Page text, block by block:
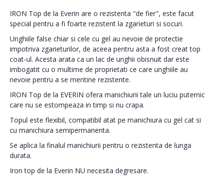
IRON Top de la Everin are o rezistenta "de fier", este facut
special pentru a fi foarte rezistent la zgarieturi si socuri.
Unghiile false chiar si cele cu gel au nevoie de protectie
impotriva zgarieturilor, de aceea pentru asta a fost creat top
coat-ul. Acesta arata ca un lac de unghii obisnuit dar este
imbogatit cu o multime de proprietati ce care unghiile au
nevoie pentru a se mentine rezistente.
IRON Top de la EVERIN ofera manichiurii tale un luciu puternic
care nu se estompeaza in timp si nu crapa.
Topul este flexibil, compatibil atat pe manichiura cu gel cat si
cu manichiura semipermanenta.
Se aplica la finalul manichiurii pentru o rezistenta de lunga
durata.
Iron top de la Everin NU necesita degresare.